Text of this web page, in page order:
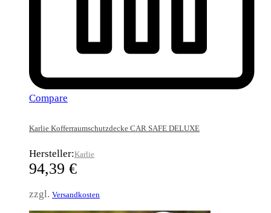
Compare
Karlie Kofferraumschutzdecke CAR SAFE DELUXE
Hersteller:Karlie
94,39 €
zzgl. Versandkosten